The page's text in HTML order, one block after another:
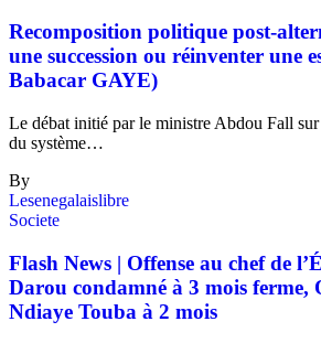
Recomposition politique post-
une succession ou réinventer une
Babacar GAYE)
Le débat initié par le ministre Abdou Fall
du système…
By
Lesenegalaislibre
Societe
Flash News | Offense au chef de
Darou condamné à 3 mois ferme,
Ndiaye Touba à 2 mois